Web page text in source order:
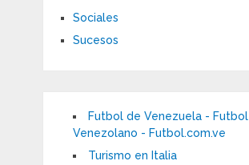
Sociales
Sucesos
Futbol de Venezuela - Futbol
Venezolano - Futbol.com.ve
Turismo en Italia